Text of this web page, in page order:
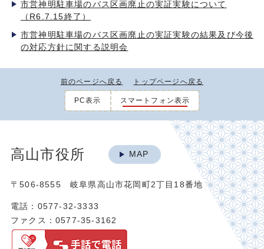
市営神明駐車場のバス区画廃止の実証実験について
（R6.7.15終了）
市営神明駐車場のバス区画廃止の実証実験の結果及び今後
の対応方針に関する説明会
前のページへ戻る トップページへ戻る
PC表示 スマートフォン表示
高山市役所 MAP
〒506-8555 岐阜県高山市花岡町2丁目18番地
電話：0577-32-3333
ファクス：0577-35-3162